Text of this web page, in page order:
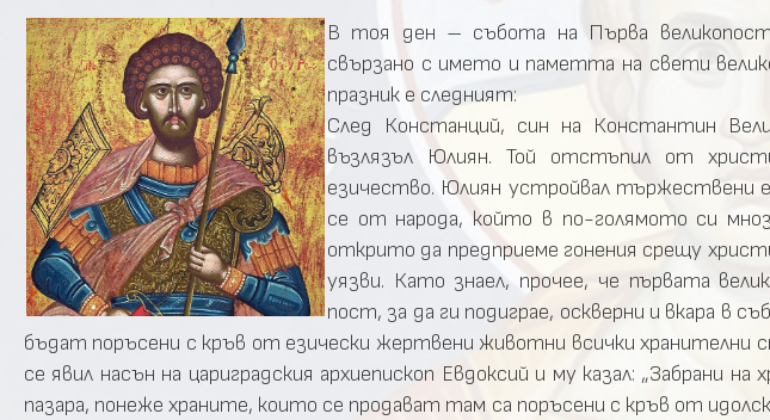
В тоя ден – събота на Първа
свързано с името и паметта на свети
празник е следният:
След Констанций, син на Константин
възлязъл Юлиян. Той отстъпил от
езичество. Юлиян устройвал тържествени
се от народа, който в по-голямото си
открито да предприеме гонения срещу
уязви. Като знаел, прочее, че първата
пост, за да ги подиграе, оскверни и вкара в
бъдат поръсени с кръв от езически жертвени животни всички хранителни
се явил насън на цариградския архиепископ Евдоксий и му казал: „Забрани
пазара, понеже храните, които се продават там са поръсени с кръв от